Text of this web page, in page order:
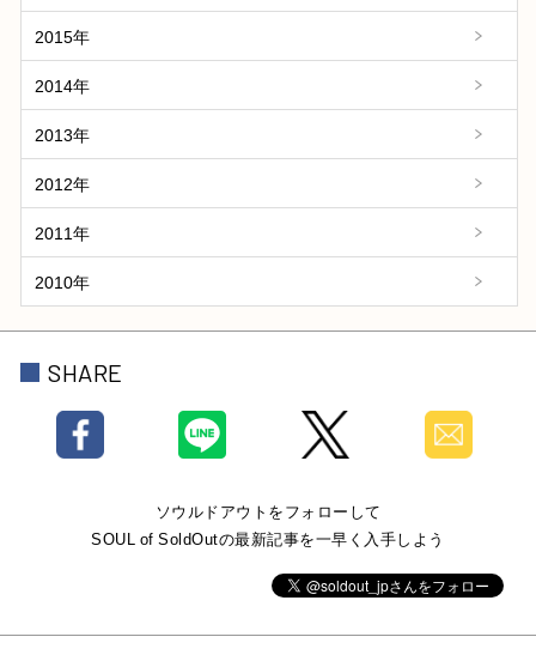
2015年
2014年
2013年
2012年
2011年
2010年
SHARE
ソウルドアウトをフォローして
SOUL of SoldOutの最新記事を一早く入手しよう